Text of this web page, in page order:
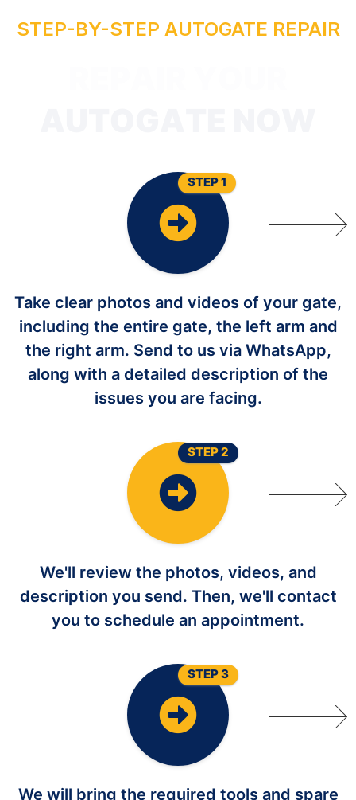
STEP-BY-STEP AUTOGATE REPAIR
A
Take clear photos and videos of your gate,
including the entire gate, the left arm and
the right arm. Send to us via WhatsApp,
along with a detailed description of the
issues you are facing.
STEP 1
We'll review the photos, videos, and
description you send. Then, we'll contact
you to schedule an appointment.
STEP 2
We will bring the required tools and spare
STEP 3